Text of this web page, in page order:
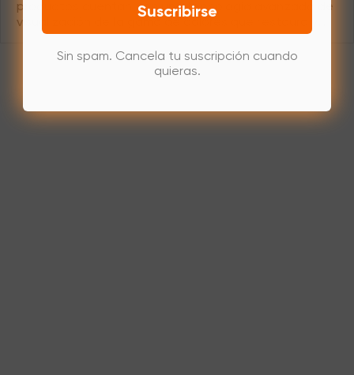
productos cuentan con una tecnología avanzada de
visualización de la gama de colores que restaura y
tela, lo que permite a los diseñadores lograr una
combinación de colores precisa. Ya sea la paleta
chispa creativa en los diseñadores, abriendo infinitas
Suscribirse
Sin spam. Cancela tu suscripción cuando
quieras.